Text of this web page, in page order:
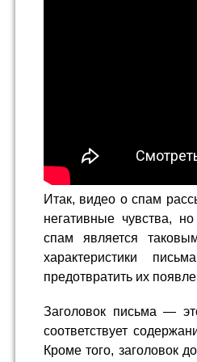
Итак, видео о спам
негативные чувства,
спам является
характеристики
предотвратить их
Заголовок письма —
соответствует
Кроме того, заголовок